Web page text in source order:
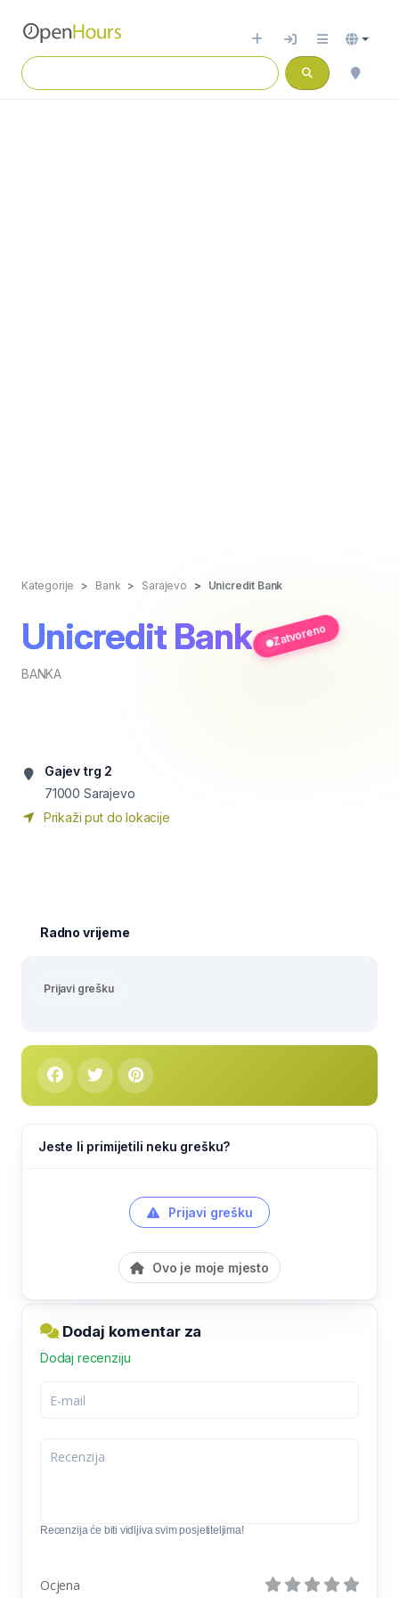
Kategorije Bank Sarajevo Unicredit Bank
Unicredit Bank
BANKA
Zatvoreno
Gajev trg 2
71000 Sarajevo
Prikaži put do lokacije
Radno vrijeme
Prijavi grešku
Jeste li primijetili neku grešku?
Prijavi grešku
Ovo je moje mjesto
Dodaj komentar za
Dodaj recenziju
Recenzija će biti vidljiva svim posjetiteljima!
Ocjena